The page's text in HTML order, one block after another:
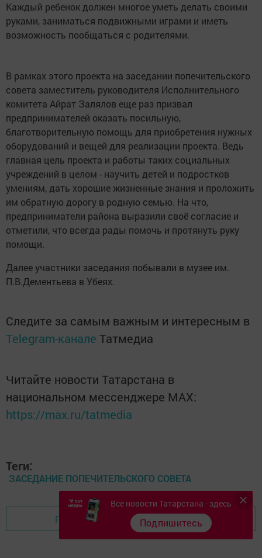
Каждый ребенок должен многое уметь делать своими
руками, заниматься подвижными играми и иметь
возможность пообщаться с родителями.
В рамках этого проекта на заседании попечительского
совета заместитель руководителя Исполнительного
комитета Айрат Залялов еще раз призвал
предпринимателей оказать посильную,
благотворительную помощь для приобретения нужных
оборудований и вещей для реализации проекта. Ведь
главная цель проекта и работы таких социальных
учреждений в целом - научить детей и подростков
умениям, дать хорошие жизненные знания и проложить
им обратную дорогу в родную семью. На что,
предприниматели района выразили своё согласие и
отметили, что всегда рады помочь и протянуть руку
помощи.
Далее участники заседания побывали в музее им.
П.В.Дементьева в Убеях.
Следите за самым важным и интересным в
Telegram-канале Татмедиа
Читайте новости Татарстана в
национальном мессенджере MАХ:
https://max.ru/tatmedia
Теги:
ЗАСЕДАНИЕ ПОПЕЧИТЕЛЬСКОГО СОВЕТА
Перейти на страницу новости
Все новости Татарстана - здесь
Подпишитесь